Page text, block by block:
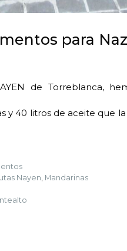
para
de Torreblanca,
y 40 litros de aceite que
Nayen, Mandarinas